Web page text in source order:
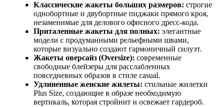
Классические жакеты больших размеров: строгие
однобортные и двубортные пиджаки прямого кроя,
незаменимые для делового офисного дресс-кода.
Приталенные жакеты для полных: элегантные
модели с продуманными рельефными швами,
которые визуально создают гармоничный силуэт.
Жакеты оверсайз (Oversize): современные
свободные блейзеры для расслабленных
повседневных образов в стиле casual.
Удлиненные женские жилеты: стильные жилетки
Plus Size, создающие в образе необходимую
вертикаль, которая стройнит и освежает гардероб.